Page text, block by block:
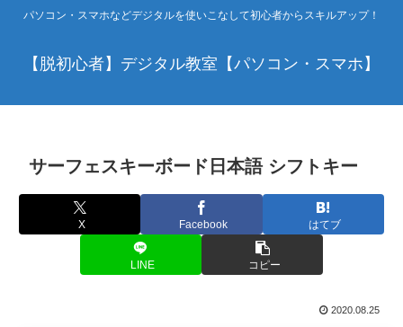
パソコン・スマホなどデジタルを使いこなして初心者からスキルアップ！
【脱初心者】デジタル教室【パソコン・スマホ】
サーフェスキーボード日本語 シフトキー
X Facebook はてブ
LINE コピー
2020.08.25